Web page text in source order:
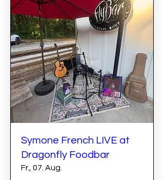
Symone French LIVE at
Dragonfly Foodbar
Fr., 07. Aug.